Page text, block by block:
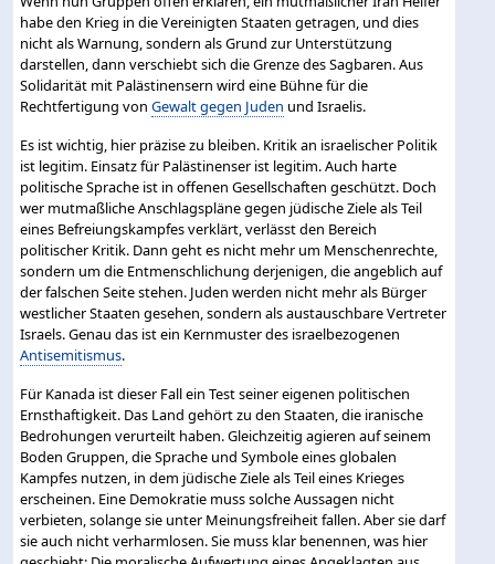
habe den Krieg in die Vereinigten Staaten getragen, und dies
nicht als Warnung, sondern als Grund zur Unterstützung
darstellen, dann verschiebt sich die Grenze des Sagbaren. Aus
Solidarität mit Palästinensern wird eine Bühne für die
Rechtfertigung vonGewalt gegen Juden und Israelis.
Es ist wichtig, hier präzise zu bleiben. Kritik an israelischer Politik
ist legitim. Einsatz für Palästinenser ist legitim. Auch harte
politische Sprache ist in offenen Gesellschaften geschützt. Doch
wer mutmaßliche Anschlagspläne gegen jüdische Ziele als Teil
eines Befreiungskampfes verklärt, verlässt den Bereich
politischer Kritik. Dann geht es nicht mehr um Menschenrechte,
sondern um die Entmenschlichung derjenigen, die angeblich auf
der falschen Seite stehen. Juden werden nicht mehr als Bürger
westlicher Staaten gesehen, sondern als austauschbare Vertreter
Israels. Genau das ist ein Kernmuster des israelbezogenen
Antisemitismus.
Für Kanada ist dieser Fall ein Test seiner eigenen politischen
Ernsthaftigkeit. Das Land gehört zu den Staaten, die iranische
Bedrohungen verurteilt haben. Gleichzeitig agieren auf seinem
Boden Gruppen, die Sprache und Symbole eines globalen
Kampfes nutzen, in dem jüdische Ziele als Teil eines Krieges
erscheinen. Eine Demokratie muss solche Aussagen nicht
verbieten, solange sie unter Meinungsfreiheit fallen. Aber sie darf
sie auch nicht verharmlosen. Sie muss klar benennen, was hier